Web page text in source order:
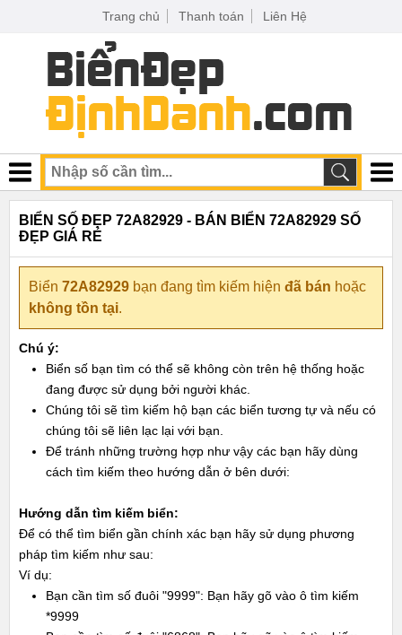
Trang chủ Thanh toán Liên Hệ
BIỂN SỐ ĐẸP 72A82929 - BÁN BIỂN 72A82929 SỐ
ĐẸP GIÁ RẺ
Biển 72A82929 bạn đang tìm kiếm hiện đã bán hoặc
không tồn tại.
Chú ý:
Biển số bạn tìm có thể sẽ không còn trên hệ thống hoặc
đang được sử dụng bởi người khác.
Chúng tôi sẽ tìm kiếm hộ bạn các biển tương tự và nếu có
chúng tôi sẽ liên lạc lại với bạn.
Để tránh những trường hợp như vậy các bạn hãy dùng
cách tìm kiếm theo hướng dẫn ở bên dưới:
Hướng dẫn tìm kiếm biển:
Để có thể tìm biển gần chính xác bạn hãy sử dụng phương
pháp tìm kiếm như sau:
Ví dụ:
Bạn cần tìm số đuôi "9999": Bạn hãy gõ vào ô tìm kiếm
*9999